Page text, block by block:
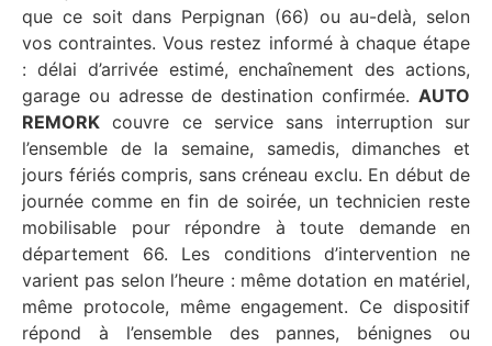
que ce soit dans Perpignan (66) ou au-delà, selon
vos contraintes. Vous restez informé à chaque étape
: délai d’arrivée estimé, enchaînement des actions,
garage ou adresse de destination confirmée. AUTO
REMORK couvre ce service sans interruption sur
l’ensemble de la semaine, samedis, dimanches et
jours fériés compris, sans créneau exclu. En début de
journée comme en fin de soirée, un technicien reste
mobilisable pour répondre à toute demande en
département 66. Les conditions d’intervention ne
varient pas selon l’heure : même dotation en matériel,
même protocole, même engagement. Ce dispositif
répond à l’ensemble des pannes, bénignes ou